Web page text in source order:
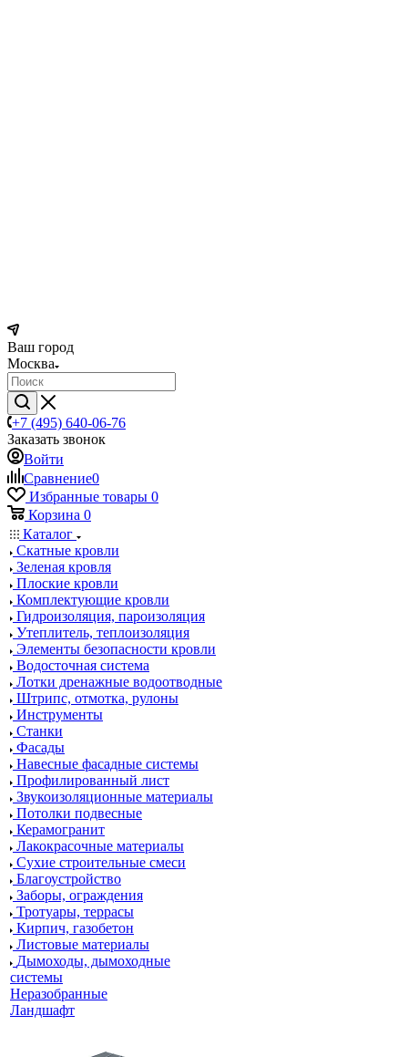
Ваш город
Москва
+7 (495) 640-06-76
Заказать звонок
Войти
Сравнение0
Избранные товары 0
Корзина 0
Каталог
Скатные кровли
Зеленая кровля
Плоские кровли
Комплектующие кровли
Гидроизоляция, пароизоляция
Утеплитель, теплоизоляция
Элементы безопасности кровли
Водосточная система
Лотки дренажные водоотводные
Штрипс, отмотка, рулоны
Инструменты
Станки
Фасады
Навесные фасадные системы
Профилированный лист
Звукоизоляционные материалы
Потолки подвесные
Керамогранит
Лакокрасочные материалы
Сухие строительные смеси
Благоустройство
Заборы, ограждения
Тротуары, террасы
Кирпич, газобетон
Листовые материалы
Дымоходы, дымоходные
системы
Неразобранные
Ландшафт